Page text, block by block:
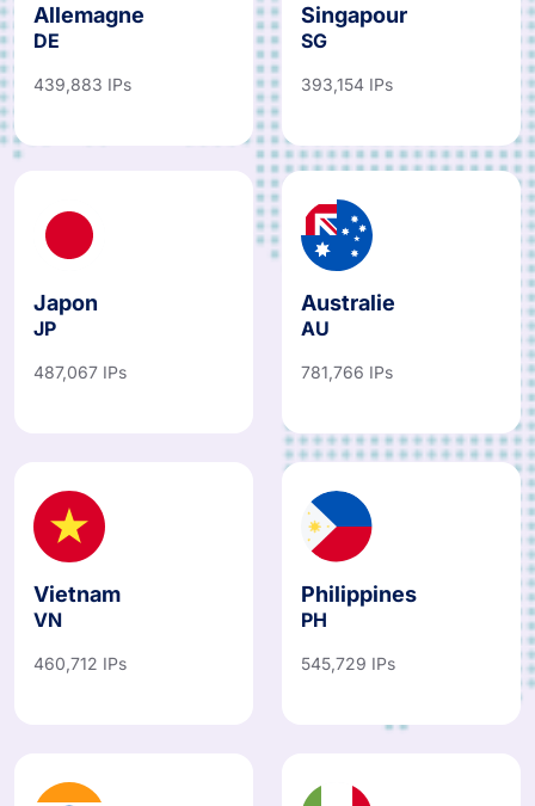
Allemagne
DE
439,883 IPs
Singapour
SG
393,154 IPs
Japon
JP
487,067 IPs
Australie
AU
781,766 IPs
Vietnam
VN
460,712 IPs
Philippines
PH
545,729 IPs